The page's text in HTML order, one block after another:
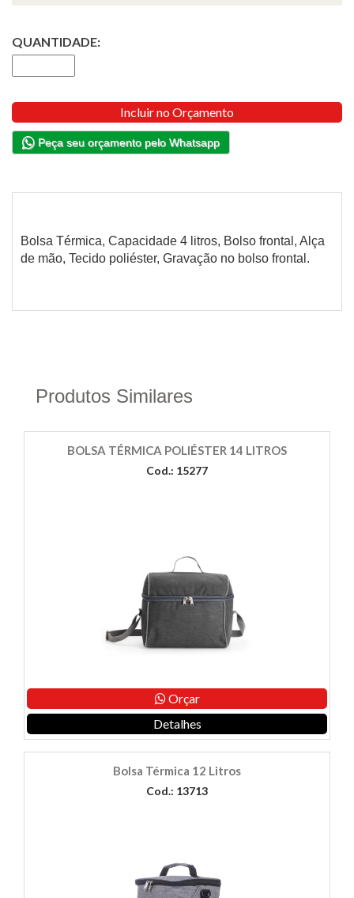
QUANTIDADE:
Incluir no Orçamento
Peça seu orçamento pelo Whatsapp
Bolsa Térmica, Capacidade 4 litros, Bolso frontal, Alça
de mão, Tecido poliéster, Gravação no bolso frontal.
Produtos Similares
BOLSA TÉRMICA POLIÉSTER 14 LITROS
Cod.: 15277
Orçar
Detalhes
Bolsa Térmica 12 Litros
Cod.: 13713